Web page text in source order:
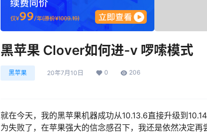
黑苹果 Clover如何进-v 啰嗦模式
黑苹果 20年7月10日 0 206
就在今天，我的黑苹果机器成功从10.13.6直接升级到
为失败了，在苹果强大的信念感召下，我还是依然决定再